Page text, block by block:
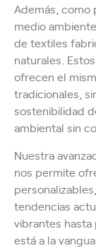
Además, como
medio
de textiles
naturales.
ofrecen el
tradicionales,
sostenibilidad
ambiental sin
Nuestra
nos permite
tendencias
vibrantes hasta
está a la